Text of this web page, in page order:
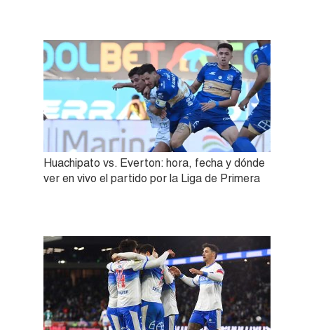
Huachipato vs. Everton: hora, fecha y dónde
ver en vivo el partido por la Liga de Primera